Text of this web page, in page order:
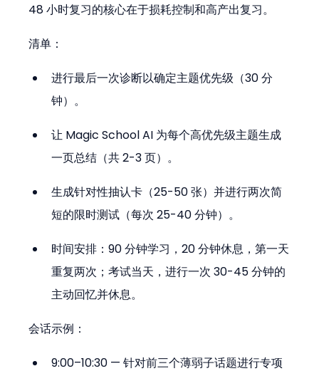
48 小时复习的核心在于损耗控制和高产出复习。
清单：
进行最后一次诊断以确定主题优先级（30 分
钟）。
让 Magic School AI 为每个高优先级主题生成
一页总结（共 2-3 页）。
生成针对性抽认卡（25-50 张）并进行两次简
短的限时测试（每次 25-40 分钟）。
时间安排：90 分钟学习，20 分钟休息，第一天
重复两次；考试当天，进行一次 30-45 分钟的
主动回忆并休息。
会话示例：
9:00–10:30 — 针对前三个薄弱子话题进行专项